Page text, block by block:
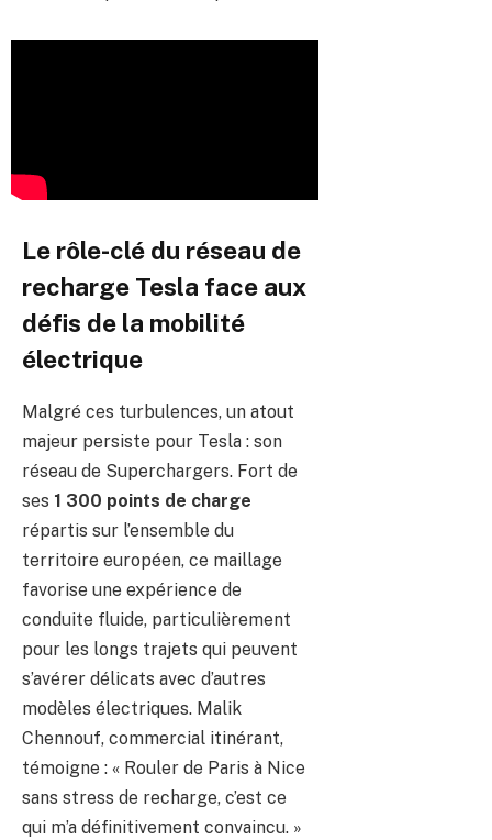
Le rôle-clé du réseau de
recharge Tesla face aux
défis de la mobilité
électrique
Malgré ces turbulences, un atout
majeur persiste pour Tesla : son
réseau de Superchargers. Fort de
ses 1 300 points de charge
répartis sur l’ensemble du
territoire européen, ce maillage
favorise une expérience de
conduite fluide, particulièrement
pour les longs trajets qui peuvent
s’avérer délicats avec d’autres
modèles électriques. Malik
Chennouf, commercial itinérant,
témoigne : « Rouler de Paris à Nice
sans stress de recharge, c’est ce
qui m’a définitivement convaincu. »